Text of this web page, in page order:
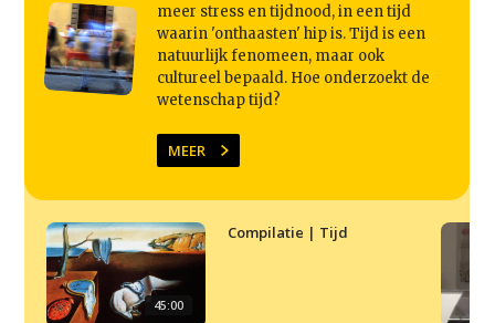
meer stress en tijdnood, in een tijd
waarin 'onthaasten' hip is. Tijd is een
natuurlijk fenomeen, maar ook
cultureel bepaald. Hoe onderzoekt de
wetenschap tijd?
MEER
45:00
Compilatie | Tijd